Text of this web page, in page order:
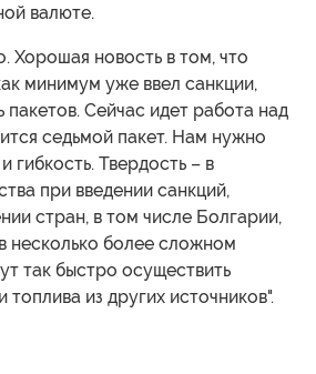
валюте.
Хорошая новость в том, что
минимум уже ввел санкции,
пакетов. Сейчас идет работа над
седьмой пакет. Нам нужно
гибкость. Твердость – в
при введении санкций,
стран, в том числе Болгарии,
несколько более сложном
так быстро осуществить
топлива из других источников".